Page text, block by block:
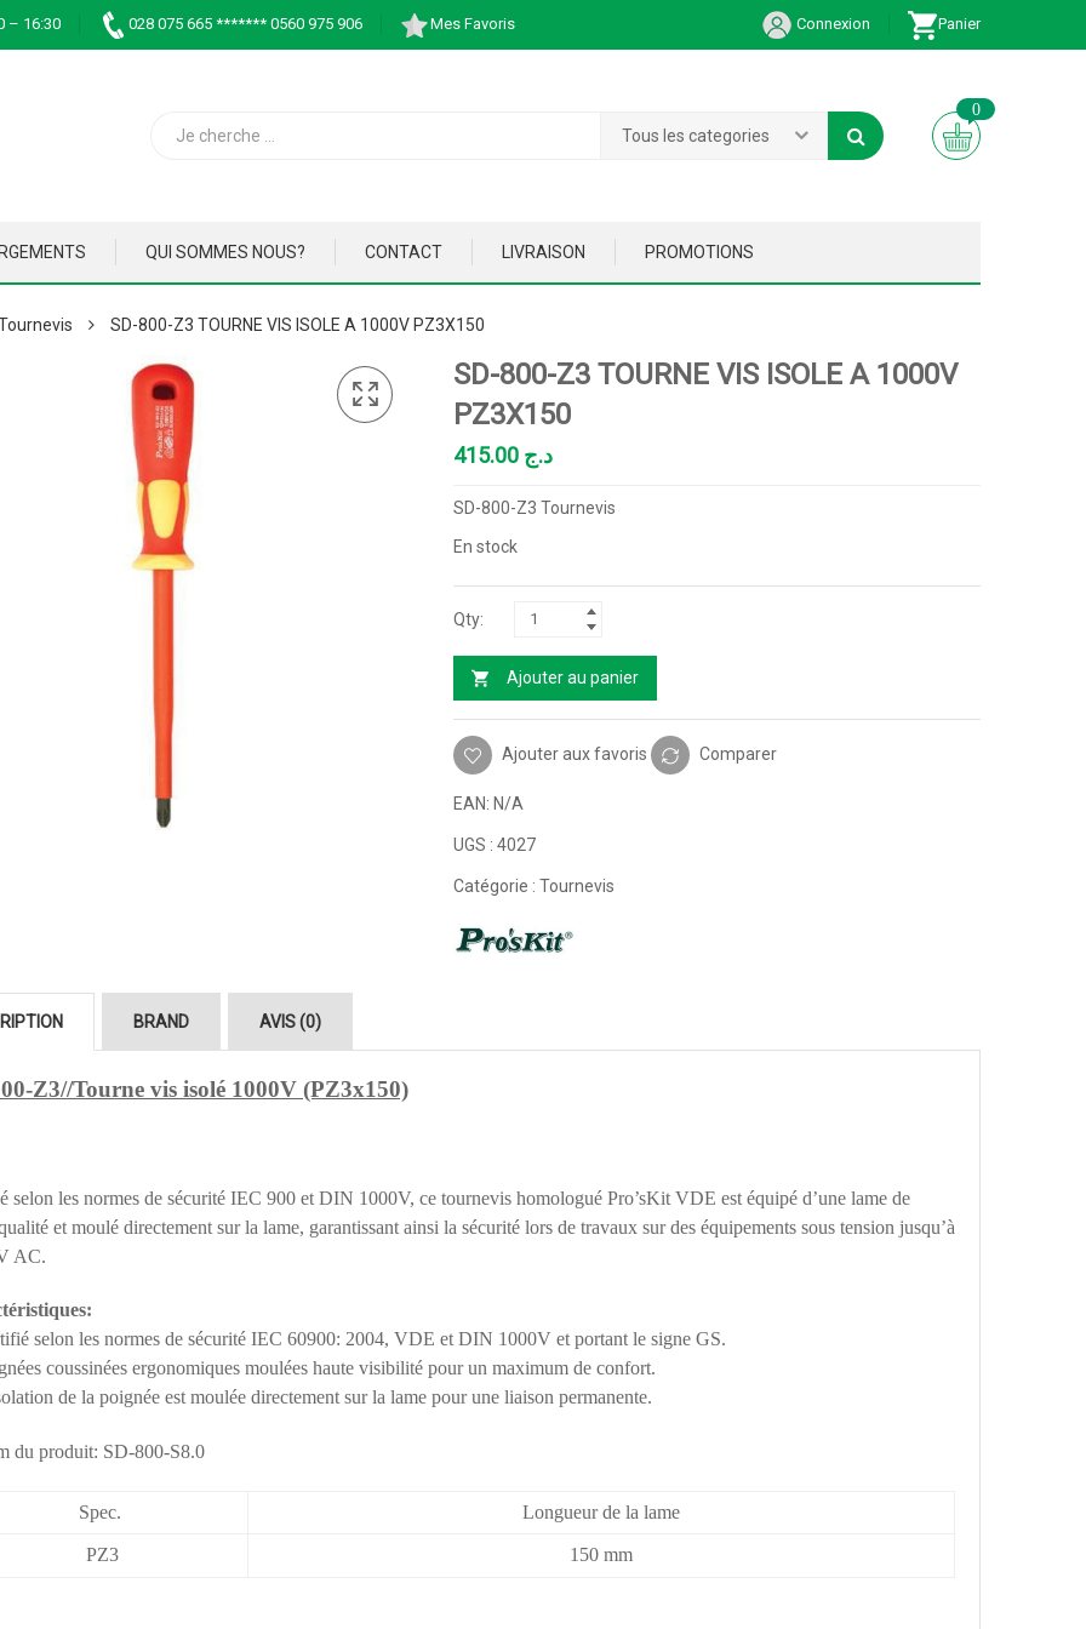
– 16:30 028 075 665 ******* 0560 975 906 Mes Favoris Connexion Panier
Tous les categories
0
QUI SOMMES NOUS? CONTACT LIVRAISON PROMOTIONS
SD-800-Z3 TOURNE VIS ISOLE A 1000V PZ3X150
SD-800-Z3 TOURNE VIS ISOLE A 1000V
PZ3X150
د.ج
SD-800-Z3 Tournevis
En stock
Ajouter au panier
Ajouter aux favoris Comparer
EAN: N/A
UGS : 4027
Catégorie : Tournevis
BRAND AVIS (0)
Z3//Tourne vis isolé 1000V (PZ3x150)
selon les normes de sécurité IEC 900 et DIN 1000V, ce tournevis homologué Pro’sKit VDE est équipé d’une lame de
et moulé directement sur la lame, garantissant ainsi la sécurité lors de travaux sur des équipements sous tension jusqu’à
AC.
selon les normes de sécurité IEC 60900: 2004, VDE et DIN 1000V et portant le signe GS.
coussinées ergonomiques moulées haute visibilité pour un maximum de confort.
de la poignée est moulée directement sur la lame pour une liaison permanente.
Spec. Longueur de la lame
PZ3 150 mm